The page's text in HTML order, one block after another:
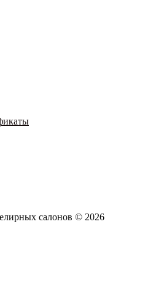
салонов © 2026